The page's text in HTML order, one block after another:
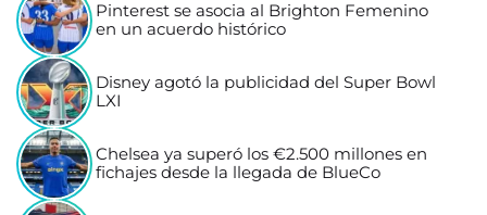
Pinterest se asocia al Brighton Femenino
en un acuerdo histórico
Disney agotó la publicidad del Super Bowl
LXI
Chelsea ya superó los €2.500 millones en
fichajes desde la llegada de BlueCo